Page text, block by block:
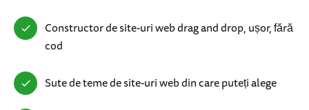
Constructor de site-uri web drag and drop, ușor, fără
cod
Sute de teme de site-uri web din care puteți alege